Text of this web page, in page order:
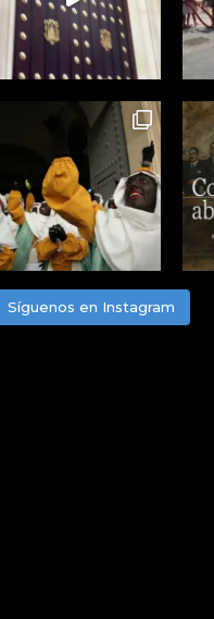
Síguenos en Instagram